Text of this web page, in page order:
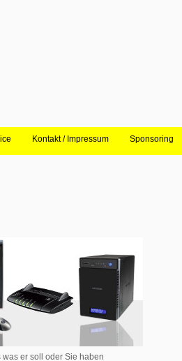
Kontakt / Impressum Sponsoring
er soll oder Sie haben